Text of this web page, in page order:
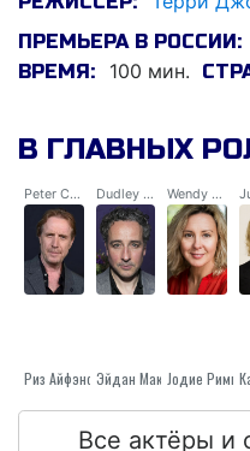
ПРЕМЬЕРА В РОССИИ:
ВРЕМЯ: 100 мин.
В ГЛАВНЫХ
Peter Cook
Риз Айфэнс
Dudley Moore
Эйдан Макардл
Wendy Snowden
Jодие
Все актёры и